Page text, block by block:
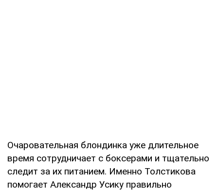
Очаровательная блондинка уже длительное
время сотрудничает с боксерами и тщательно
следит за их питанием. Именно Толстикова
помогает Александр Усику правильно